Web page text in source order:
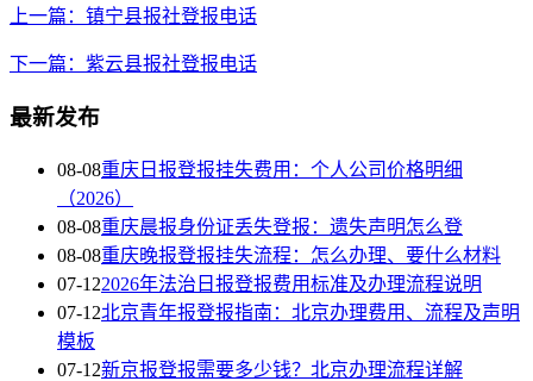
上一篇：镇宁县报社登报电话
下一篇：紫云县报社登报电话
最新发布
08-08重庆日报登报挂失费用：个人公司价格明细
（2026）
08-08重庆晨报身份证丢失登报：遗失声明怎么登
08-08重庆晚报登报挂失流程：怎么办理、要什么材料
07-122026年法治日报登报费用标准及办理流程说明
07-12北京青年报登报指南：北京办理费用、流程及声明
模板
07-12新京报登报需要多少钱？北京办理流程详解